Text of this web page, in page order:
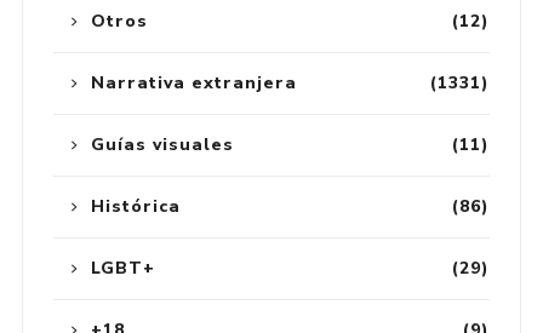
(12)
Otros
(1331)
Narrativa extranjera
(11)
Guías visuales
(86)
Histórica
(29)
LGBT+